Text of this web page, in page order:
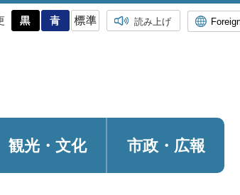
読み上げ
観光・ 文化 市政・広報